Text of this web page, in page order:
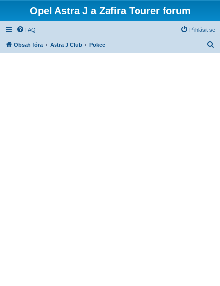
Opel Astra J a Zafira Tourer forum
FAQ Přihlásit se
Obsah fóra Astra J Club Pokec